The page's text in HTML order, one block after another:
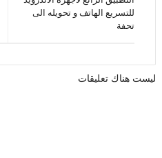
للتسريع الهاتف و تحويله الى
تحفة
ليست هناك تعليقات